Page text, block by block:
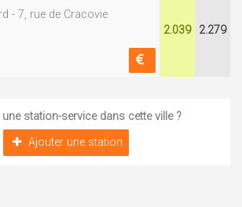
- 7, rue de Cracovie
2.039 2.279
une station-service dans cette ville ?
Ajouter une station